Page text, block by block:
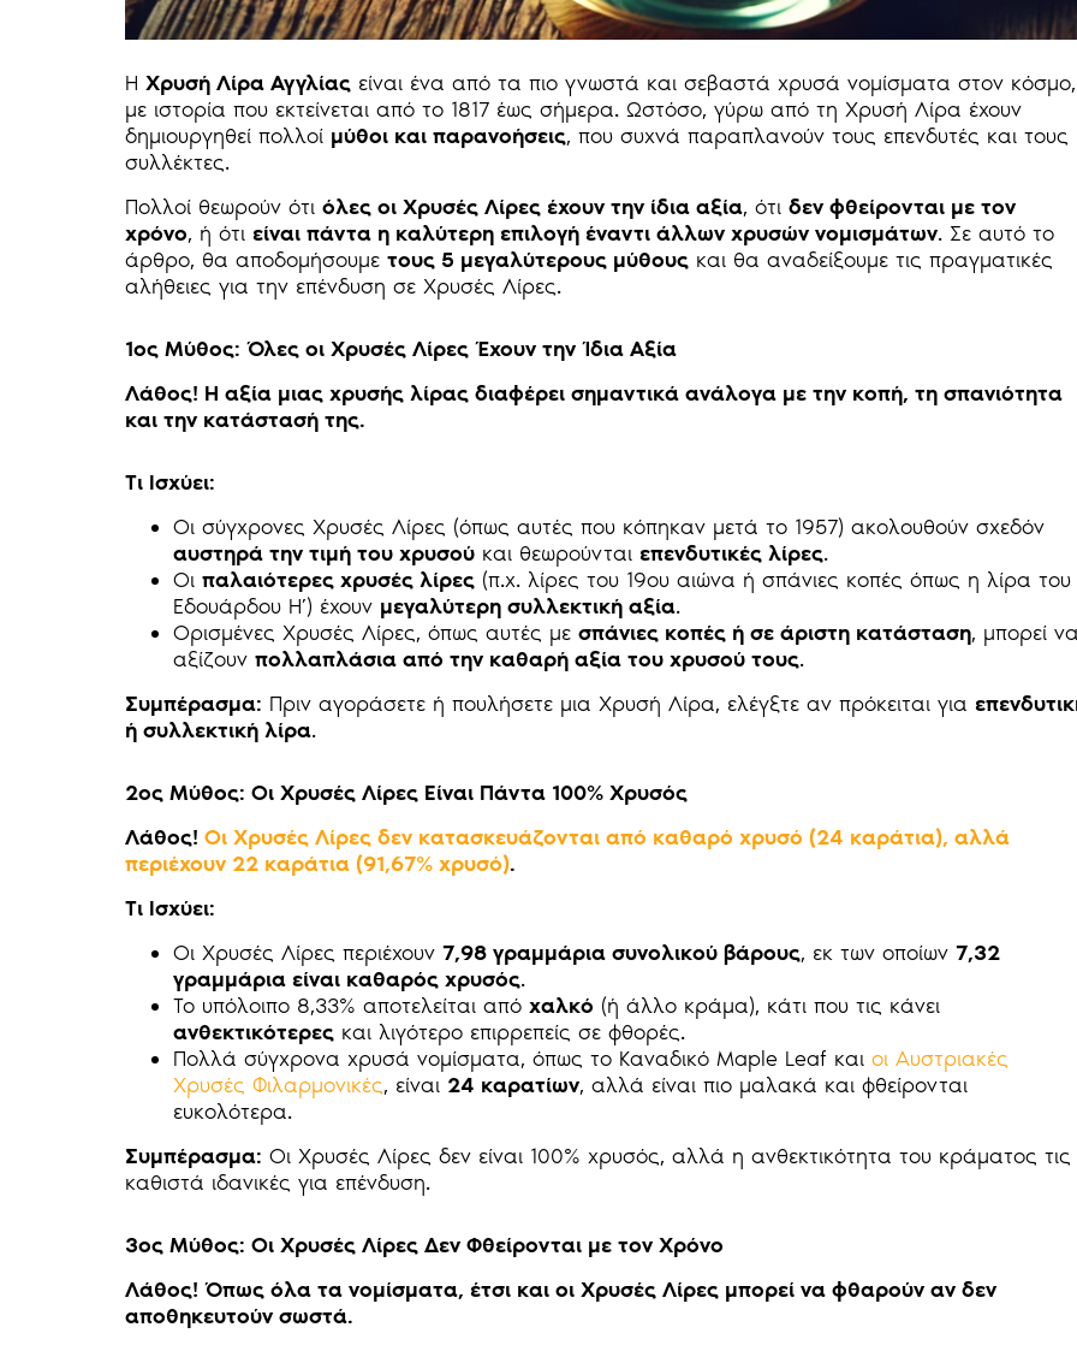
Η Χρυσή Λίρα Αγγλίας είναι ένα από τα πιο γνωστά και σεβαστά χρυσά νομίσματα στον κόσμο,
με ιστορία που εκτείνεται από το 1817 έως σήμερα. Ωστόσο, γύρω από τη Χρυσή Λίρα έχουν
δημιουργηθεί πολλοί μύθοι και παρανοήσεις, που συχνά παραπλανούν τους επενδυτές και τους
συλλέκτες.
Πολλοί θεωρούν ότι όλες οι Χρυσές Λίρες έχουν την ίδια αξία, ότι δεν φθείρονται με τον
χρόνο, ή ότι είναι πάντα η καλύτερη επιλογή έναντι άλλων χρυσών νομισμάτων. Σε αυτό το
άρθρο, θα αποδομήσουμε τους 5 μεγαλύτερους μύθους και θα αναδείξουμε τις πραγματικές
αλήθειες για την επένδυση σε Χρυσές Λίρες.
1ος Μύθος: Όλες οι Χρυσές Λίρες Έχουν την Ίδια Αξία
Λάθος! Η αξία μιας χρυσής λίρας διαφέρει σημαντικά ανάλογα με την κοπή, τη σπανιότητα
και την κατάστασή της.
Τι Ισχύει:
Οι σύγχρονες Χρυσές Λίρες (όπως αυτές που κόπηκαν μετά το 1957) ακολουθούν σχεδόν
αυστηρά την τιμή του χρυσού και θεωρούνται επενδυτικές λίρες.
Οι παλαιότερες χρυσές λίρες (π.χ. λίρες του 19ου αιώνα ή σπάνιες κοπές όπως η λίρα του
Εδουάρδου Η’) έχουν μεγαλύτερη συλλεκτική αξία.
Ορισμένες Χρυσές Λίρες, όπως αυτές με σπάνιες κοπές ή σε άριστη κατάσταση, μπορεί
αξίζουν πολλαπλάσια από την καθαρή αξία του χρυσού τους.
Συμπέρασμα: Πριν αγοράσετε ή πουλήσετε μια Χρυσή Λίρα, ελέγξτε αν πρόκειται για
ή συλλεκτική λίρα.
2ος Μύθος: Οι Χρυσές Λίρες Είναι Πάντα 100% Χρυσός
Λάθος! Οι Χρυσές Λίρες δεν κατασκευάζονται από καθαρό χρυσό (24 καράτια), αλλά
περιέχουν 22 καράτια (91,67% χρυσό).
Τι Ισχύει:
Οι Χρυσές Λίρες περιέχουν 7,98 γραμμάρια συνολικού βάρους, εκ των οποίων 7,32
γραμμάρια είναι καθαρός χρυσός.
Το υπόλοιπο 8,33% αποτελείται από χαλκό (ή άλλο κράμα), κάτι που τις κάνει
ανθεκτικότερες και λιγότερο επιρρεπείς σε φθορές.
Πολλά σύγχρονα χρυσά νομίσματα, όπως το Καναδικό Maple Leaf και οι Αυστριακές
Χρυσές Φιλαρμονικές, είναι 24 καρατίων, αλλά είναι πιο μαλακά και φθείρονται
ευκολότερα.
Συμπέρασμα: Οι Χρυσές Λίρες δεν είναι 100% χρυσός, αλλά η ανθεκτικότητα του κράματος τις
καθιστά ιδανικές για επένδυση.
3ος Μύθος: Οι Χρυσές Λίρες Δεν Φθείρονται με τον Χρόνο
Λάθος! Όπως όλα τα νομίσματα, έτσι και οι Χρυσές Λίρες μπορεί να φθαρούν αν δεν
αποθηκευτούν σωστά.